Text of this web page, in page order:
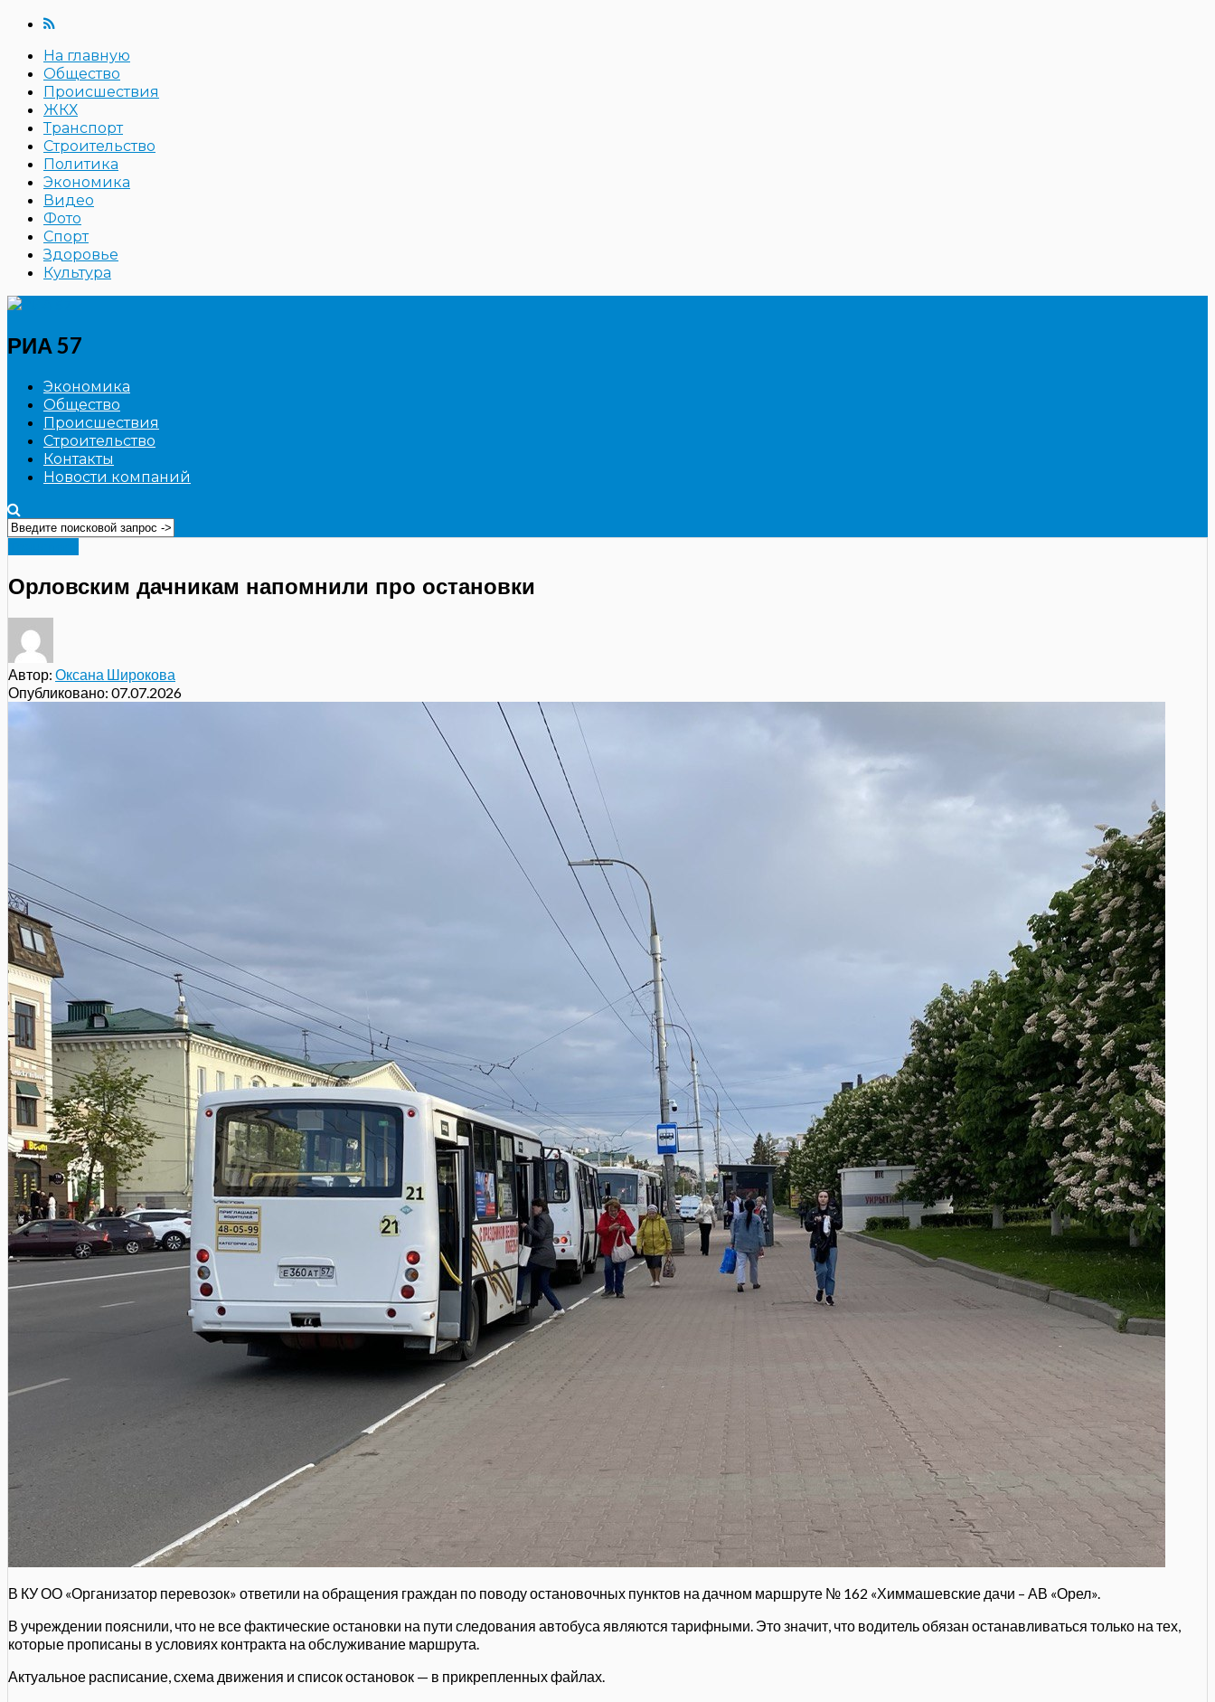
На главную
Общество
Происшествия
ЖКХ
Транспорт
Строительство
Политика
Экономика
Видео
Фото
Спорт
Здоровье
Культура
РИА 57
Экономика
Общество
Происшествия
Строительство
Контакты
Новости компаний
Орловским дачникам напомнили про остановки
Автор: Оксана Широкова
Опубликовано: 07.07.2026
В КУ ОО «Организатор перевозок» ответили на обращения граждан по поводу остановочных пунктов на дачном маршруте № 162 «Химмашевские дачи – АВ «Орел».
В учреждении пояснили, что не все фактические остановки на пути следования автобуса являются тарифными. Это значит, что водитель обязан останавливаться только на тех,
которые прописаны в условиях контракта на обслуживание маршрута.
Актуальное расписание, схема движения и список остановок — в прикрепленных файлах.